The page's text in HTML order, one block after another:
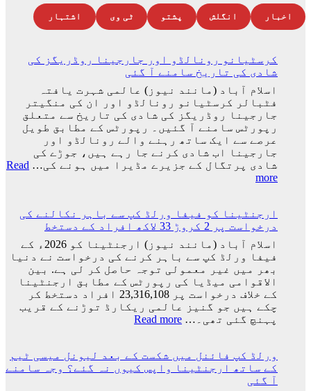
pagination
اخبار انگلش پشتو ٹی وی اشتہار
کرسٹیانو رونالڈو اور جارجینا روڈریگز کی
شادی کی تاریخ سامنے آ گئی
اسلام آباد (مانند نیوز) عالمی شہرت یافتہ
فٹبالر کرسٹیانو رونالڈو اور ان کی منگیتر
جارجینا روڈریگز کی شادی کی تاریخ سے متعلق
رپورٹس سامنے آ گئیں۔ رپورٹس کے مطابق طویل
عرصے سے ایک ساتھ رہنے والے رونالڈو اور
جارجینا اب شادی کرنے جا رہے ہیں، جوڑے کی
شادی پرتگال کے جزیرے مڈیرا میں ہونے کی… Read
more
:
اور
جارجینا
روڈریگز
کی
شادی
کی
تاریخ
سامنے
آ
گئی
ارجنٹینا کو فیفا ورلڈ کپ سے باہر نکالنے کی
درخواست پر 2 کروڑ 33 لاکھ افراد کے دستخط
اسلام آباد (مانند نیوز) ارجنٹینا کو 2026ء کے
فیفا ورلڈ کپ سے باہر کرنے کی درخواست نے دنیا
بھر میں غیر معمولی توجہ حاصل کر لی ہے. بین
الاقوامی میڈیا کی رپورٹس کے مطابق ارجنٹینا
کے خلاف درخواست پر 23,316,108 افراد دستخط کر
چکے ہیں جو گنیز عالمی ریکارڈ توڑنے کے قریب
پہنچ گئی تھی۔… Read more
:
فیفا
ورلڈ
ورلڈ کپ فائنل میں شکست کے بعد لیونل میسی ٹیم
کے ساتھ ارجنٹینا واپس کیوں نہ گئے؟ وجہ سامنے
آ گئی